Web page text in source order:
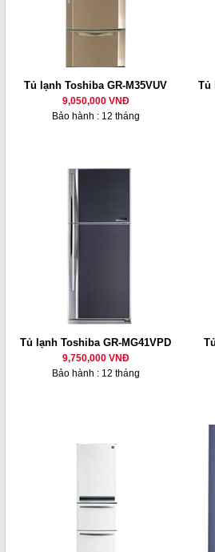
Tủ lạnh Toshiba GR-M35VUV
9,050,000 VNĐ
Bảo hành : 12 tháng
Tủ
Tủ lạnh Toshiba GR-MG41VPD
9,750,000 VNĐ
Bảo hành : 12 tháng